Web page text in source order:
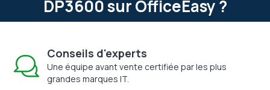
DP3600 sur OfficeEasy ?
Conseils d'experts
Une équipe avant vente certifiée par les plus
grandes marques IT.